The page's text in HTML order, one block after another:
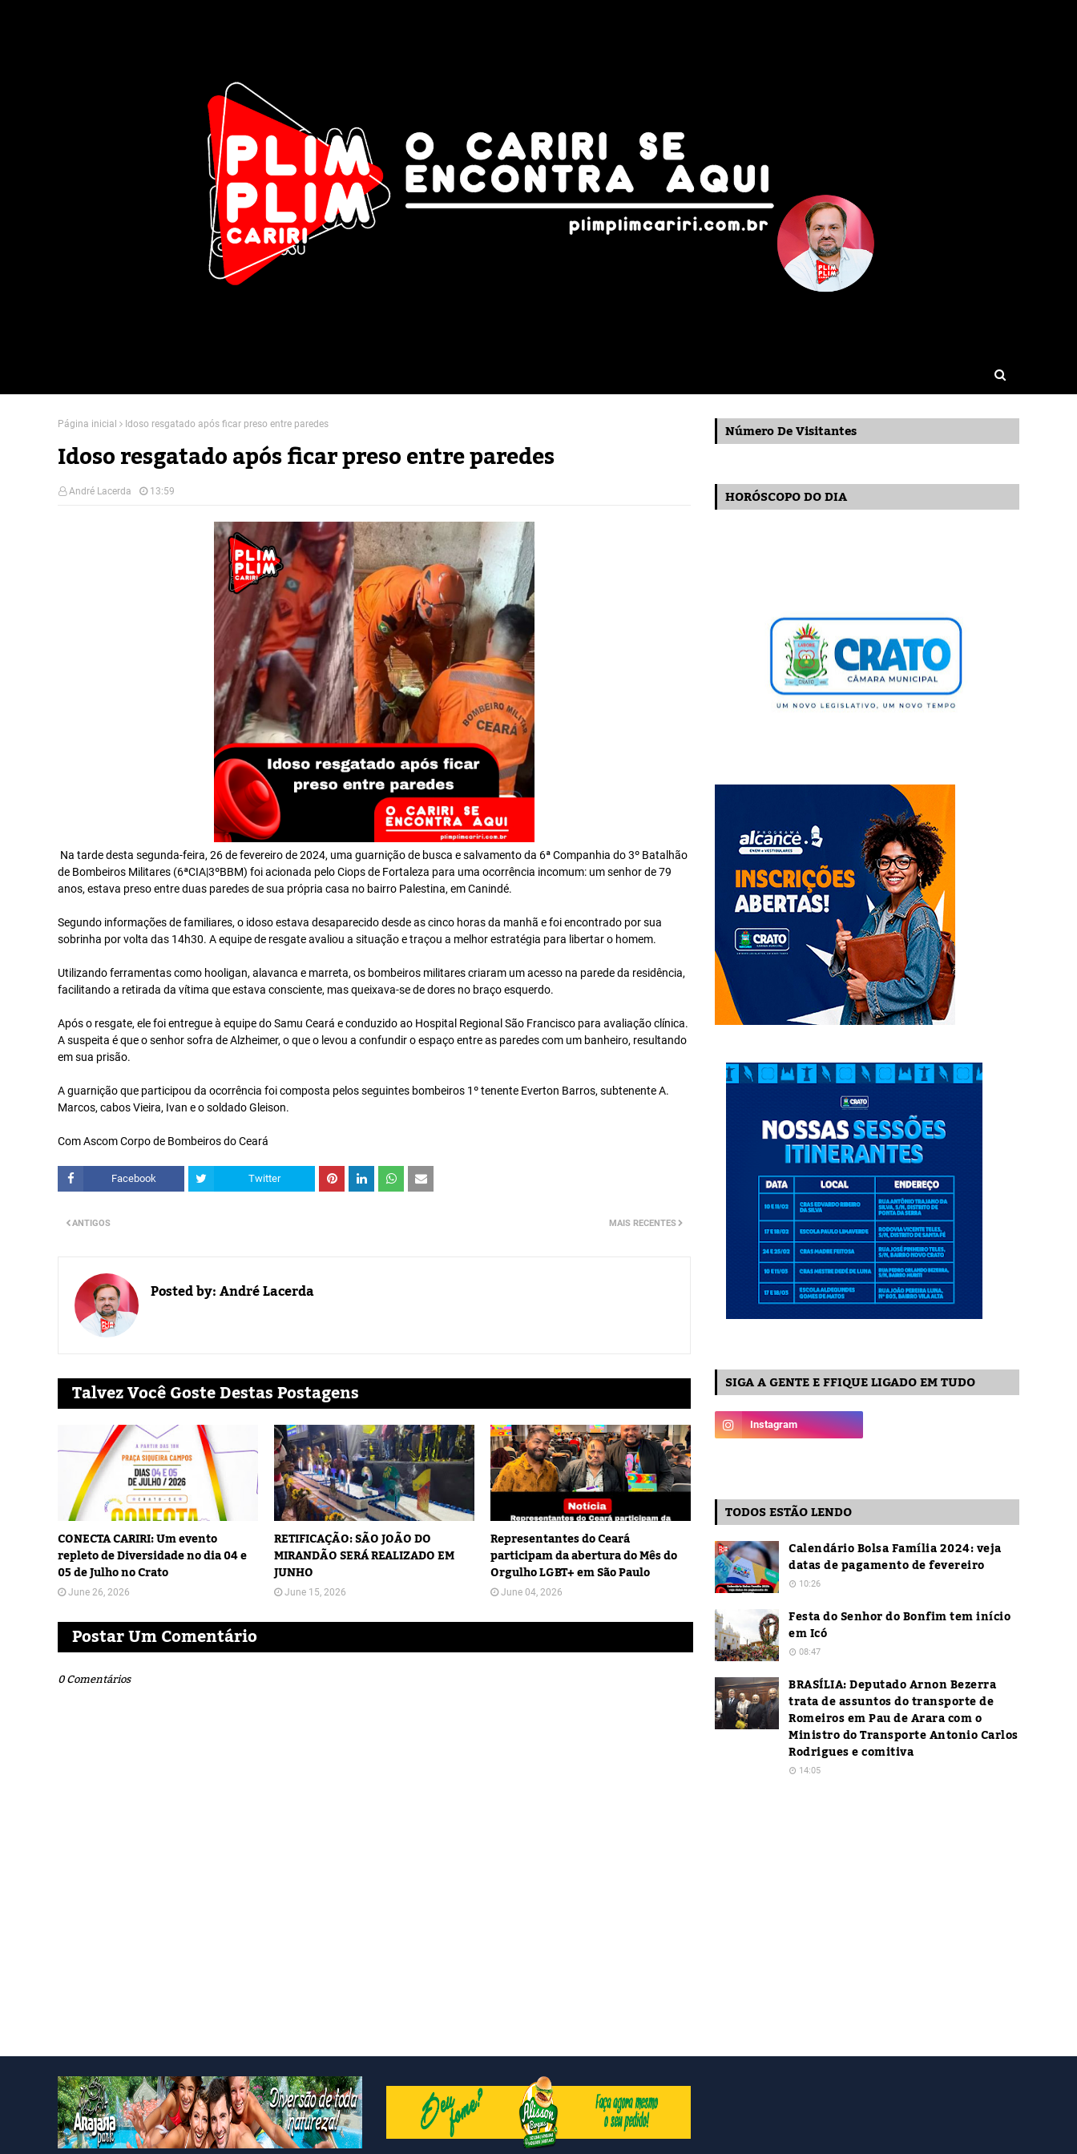
Página inicial Idoso resgatado após ficar preso entre paredes
Idoso resgatado após ficar preso entre paredes
André Lacerda 13:59
Na tarde desta segunda-feira, 26 de fevereiro de 2024, uma guarnição de busca e salvamento da 6ª Companhia do 3º Batalhão
de Bombeiros Militares (6ªCIA|3ºBBM) foi acionada pelo Ciops de Fortaleza para uma ocorrência incomum: um senhor de 79
anos, estava preso entre duas paredes de sua própria casa no bairro Palestina, em Canindé.
Segundo informações de familiares, o idoso estava desaparecido desde as cinco horas da manhã e foi encontrado por sua
sobrinha por volta das 14h30. A equipe de resgate avaliou a situação e traçou a melhor estratégia para libertar o homem.
Utilizando ferramentas como hooligan, alavanca e marreta, os bombeiros militares criaram um acesso na parede da residência,
facilitando a retirada da vítima que estava consciente, mas queixava-se de dores no braço esquerdo.
Após o resgate, ele foi entregue à equipe do Samu Ceará e conduzido ao Hospital Regional São Francisco para avaliação clínica.
A suspeita é que o senhor sofra de Alzheimer, o que o levou a confundir o espaço entre as paredes com um banheiro, resultando
em sua prisão.
A guarnição que participou da ocorrência foi composta pelos seguintes bombeiros 1º tenente Everton Barros, subtenente A.
Marcos, cabos Vieira, Ivan e o soldado Gleison.
Com Ascom Corpo de Bombeiros do Ceará
Facebook Twitter
MAIS RECENTES
ANTIGOS
Posted by:André Lacerda
Talvez Você Goste Destas Postagens
CONECTA CARIRI: Um evento
repleto de Diversidade no dia 04 e
05 de Julho no Crato
June 26, 2026
RETIFICAÇÃO: SÃO JOÃO DO
MIRANDÃO SERÁ REALIZADO EM
JUNHO
June 15, 2026
Representantes do Ceará
participam da abertura do Mês do
Orgulho LGBT+ em São Paulo
June 04, 2026
Postar Um Comentário
0 Comentários
Número De Visitantes
HORÓSCOPO DO DIA
SIGA A GENTE E FFIQUE LIGADO EM TUDO
TODOS ESTÃO LENDO
Calendário Bolsa Família 2024: veja
datas de pagamento de fevereiro
10:26
Festa do Senhor do Bonfim tem início
em Icó
08:47
BRASÍLIA: Deputado Arnon Bezerra
trata de assuntos do transporte de
Romeiros em Pau de Arara com o
Ministro do Transporte Antonio Carlos
Rodrigues e comitiva
14:05